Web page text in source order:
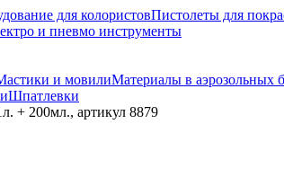
для колористовПистолеты для
и пневмо инструменты
и мовилиМатериалы в аэрозольных
Шпатлевки
+ 200мл., артикул 8879